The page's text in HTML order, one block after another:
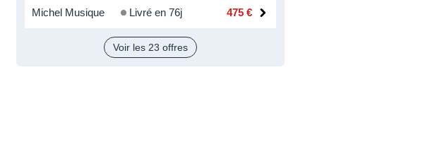
Michel Musique Livré en 76j 475 €
Voir les 23 offres